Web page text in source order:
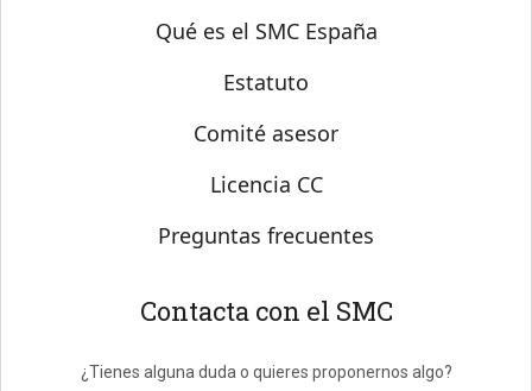
Sobre SMC España
Qué es el SMC España
Estatuto
Comité asesor
Licencia CC
Preguntas frecuentes
Contacta con el SMC
¿Tienes alguna duda o quieres proponernos algo?